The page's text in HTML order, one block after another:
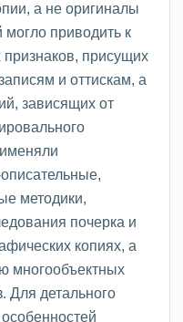
а не оригиналы
приводить к
присущих
и оттискам, а
зависящих от
методики,
почерка и
копиях, а
многообъектных
Для детального